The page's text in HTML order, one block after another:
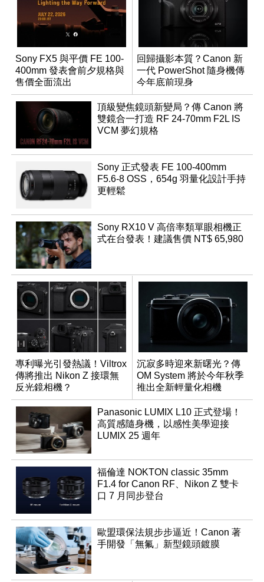
Sony FX5 與平價 FE 100-
400mm 發表會前夕規格與
售價全面流出
回歸攝影本質？Canon 新
一代 PowerShot 隨身機傳
今年底前現身
頂級變焦鏡頭新變局？傳 Canon 將
雙鏡合一打造 RF 24-70mm F2L IS
VCM 夢幻規格
Sony 正式發表 FE 100-400mm
F5.6-8 OSS，654g 羽量化設計手持
更輕鬆
Sony RX10 V 高倍率類單眼相機正
式在台發表！建議售價 NT$ 65,980
專利曝光引發熱議！Viltrox
傳將推出 Nikon Z 接環無
反光鏡相機？
沉寂多時迎來新曙光？傳
OM System 將於今年秋季
推出全新輕量化相機
Panasonic LUMIX L10 正式登場！
高質感隨身機，以感性美學迎接
LUMIX 25 週年
福倫達 NOKTON classic 35mm
F1.4 for Canon RF、Nikon Z 雙卡
口 7 月同步登台
歐盟環保法規步步逼近！Canon 著
手開發「無氟」新型鏡頭鍍膜